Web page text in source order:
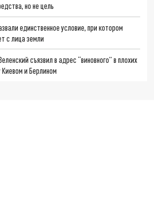
но не цель
единственное условие, при котором
с лица земли
съязвил в адрес “виновного” в плохих
и Берлином